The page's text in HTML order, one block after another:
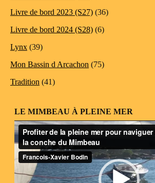
Livre de bord 2023 (S27) (36)
Livre de bord 2024 (S28) (6)
Lynx (39)
Mon Bassin d Arcachon (75)
Tradition (41)
LE MIMBEAU À PLEINE MER
Lecteur
vidéo